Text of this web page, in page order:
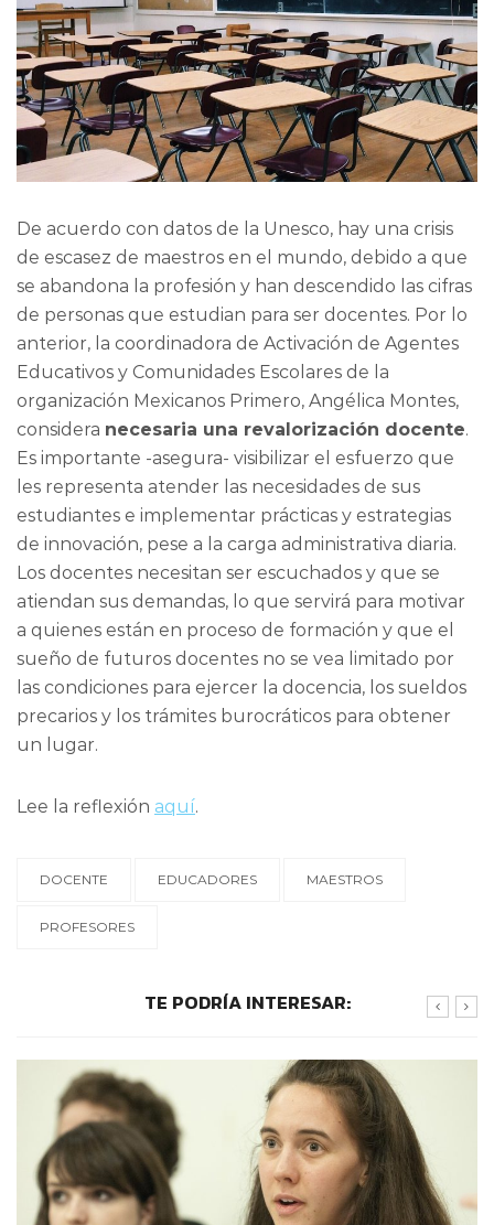
De acuerdo con datos de la Unesco, hay una crisis
de escasez de maestros en el mundo, debido a que
se abandona la profesión y han descendido las cifras
de personas que estudian para ser docentes. Por lo
anterior, la coordinadora de Activación de Agentes
Educativos y Comunidades Escolares de la
organización Mexicanos Primero, Angélica Montes,
considera necesaria una revalorización docente.
Es importante -asegura- visibilizar el esfuerzo que
les representa atender las necesidades de sus
estudiantes e implementar prácticas y estrategias
de innovación, pese a la carga administrativa diaria.
Los docentes necesitan ser escuchados y que se
atiendan sus demandas, lo que servirá para motivar
a quienes están en proceso de formación y que el
sueño de futuros docentes no se vea limitado por
las condiciones para ejercer la docencia, los sueldos
precarios y los trámites burocráticos para obtener
un lugar.
Lee la reflexión aquí.
DOCENTE EDUCADORES MAESTROS
PROFESORES
TE PODRÍA INTERESAR: